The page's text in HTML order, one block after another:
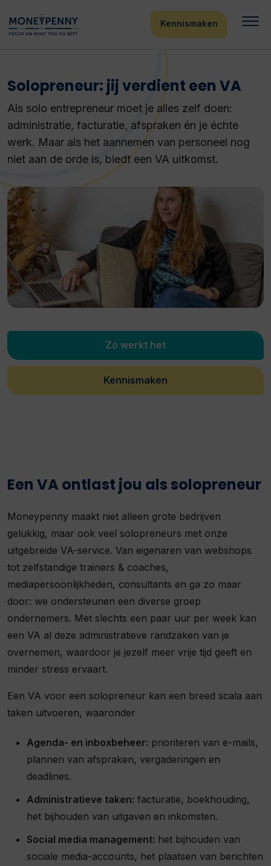
Kennismaken
Solopreneur: jij verdient een VA
Als solo entrepreneur moet je alles zelf doen:
administratie, facturatie, afspraken én je échte
werk. Maar als het aannemen van personeel nog
niet aan de orde is, biedt een VA uitkomst.
Zo werkt het
Kennismaken
Een VA ontlast jou als solopreneur
Moneypenny maakt niet alleen grote bedrijven
gelukkig, maar ook veel solopreneurs met onze
uitgebreide VA-service. Van eigenaren van webshops
tot zelfstandige trainers & coaches,
mediapersoonlijkheden, consultants en ga zo maar
door: we ondersteunen een diverse groep
ondernemers. Met slechts een paar uur per week kan
een VA al deze administratieve randzaken van je
overnemen, waardoor je jezelf meer vrije tijd geeft en
minder stress ervaart.
Een VA voor een solopreneur kan een breed scala aan
taken uitvoeren, waaronder
Agenda- en inboxbeheer: prioriteren van e-mails,
plannen van afspraken, vergaderingen en
deadlines.
Administratieve taken: facturatie, boekhouding,
het bijhouden van uitgaven en inkomsten.
Social media management: het bijhouden van
sociale media-accounts, het plaatsen van berichten